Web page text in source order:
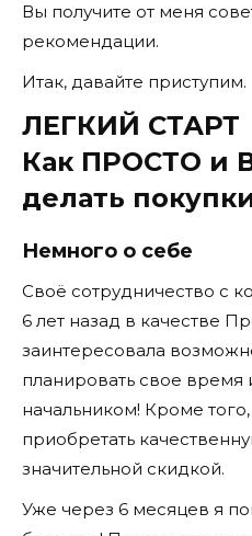
Вы получите от меня
рекомендации.
Итак, давайте приступим.
ЛЕГКИЙ СТАРТ
Как ПРОСТО и
делать
Немного о себе
Своё сотрудничество с
6 лет назад в качестве
заинтересовала
планировать свое время
начальником! Кроме
приобретать
значительной скидкой.
Уже через 6 месяцев я